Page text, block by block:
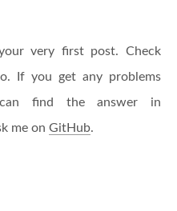
very first post. Check
If you get any problems
find the answer in
me on GitHub.